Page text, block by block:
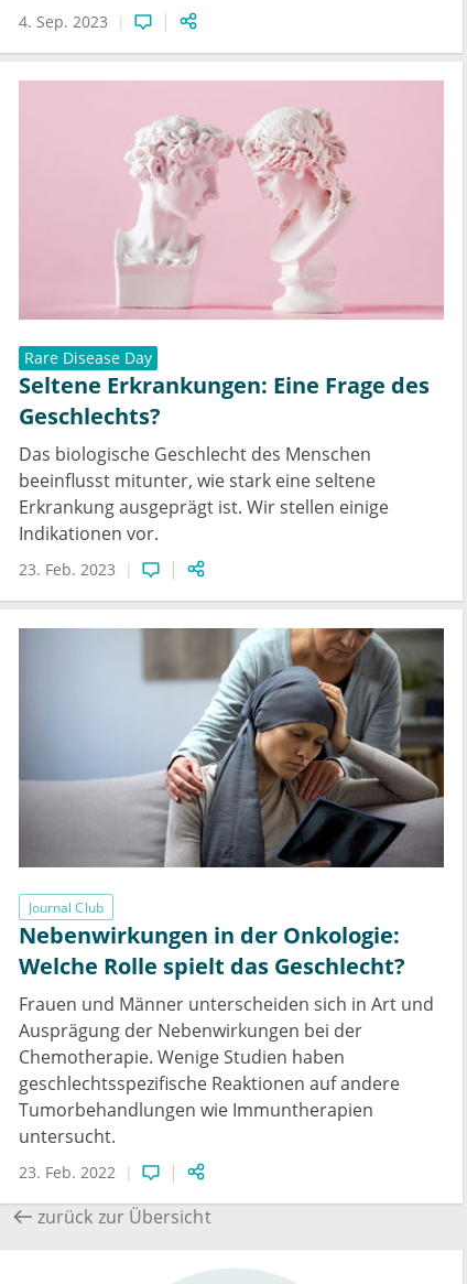
4. Sep. 2023
Rare Disease Day
Seltene Erkrankungen: Eine Frage des
Geschlechts?
Das biologische Geschlecht des Menschen
beeinflusst mitunter, wie stark eine seltene
Erkrankung ausgeprägt ist. Wir stellen einige
Indikationen vor.
23. Feb. 2023
Journal Club
Nebenwirkungen in der Onkologie:
Welche Rolle spielt das Geschlecht?
Frauen und Männer unterscheiden sich in Art und
Ausprägung der Nebenwirkungen bei der
Chemotherapie. Wenige Studien haben
geschlechtsspezifische Reaktionen auf andere
Tumorbehandlungen wie Immuntherapien
untersucht.
23. Feb. 2022
zurück zur Übersicht